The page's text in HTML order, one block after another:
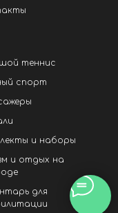
теннис
спорт
и наборы
и отдых на
для